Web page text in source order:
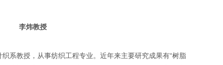
李炜教授
系教授，从事纺织工程专业。近年来主要研究成果有“树脂